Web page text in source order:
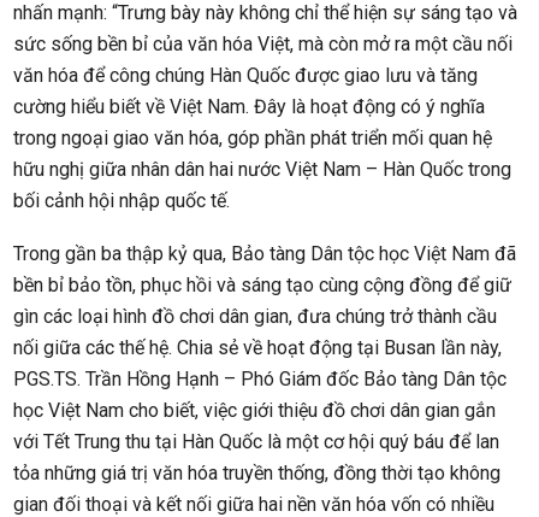
nhấn mạnh: “Trưng bày này không chỉ thể hiện sự sáng tạo và
sức sống bền bỉ của văn hóa Việt, mà còn mở ra một cầu nối
văn hóa để công chúng Hàn Quốc được giao lưu và tăng
cường hiểu biết về Việt Nam. Đây là hoạt động có ý nghĩa
trong ngoại giao văn hóa, góp phần phát triển mối quan hệ
hữu nghị giữa nhân dân hai nước Việt Nam – Hàn Quốc trong
bối cảnh hội nhập quốc tế.
Trong gần ba thập kỷ qua, Bảo tàng Dân tộc học Việt Nam đã
bền bỉ bảo tồn, phục hồi và sáng tạo cùng cộng đồng để giữ
gìn các loại hình đồ chơi dân gian, đưa chúng trở thành cầu
nối giữa các thế hệ. Chia sẻ về hoạt động tại Busan lần này,
PGS.TS. Trần Hồng Hạnh – Phó Giám đốc Bảo tàng Dân tộc
học Việt Nam cho biết, việc giới thiệu đồ chơi dân gian gắn
với Tết Trung thu tại Hàn Quốc là một cơ hội quý báu để lan
tỏa những giá trị văn hóa truyền thống, đồng thời tạo không
gian đối thoại và kết nối giữa hai nền văn hóa vốn có nhiều